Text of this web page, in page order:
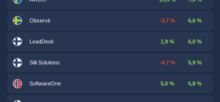
Observit -3,7 % 6,6 %
LeadDesk 1,9 % 6,0 %
Siili Solutions -4,7 % 5,9 %
SoftwareOne 5,0 % 5,8 %